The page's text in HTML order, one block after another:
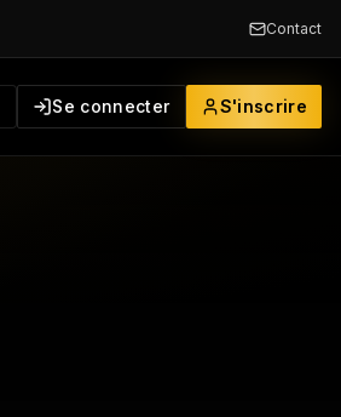
Contact
Se connecter S'inscrire